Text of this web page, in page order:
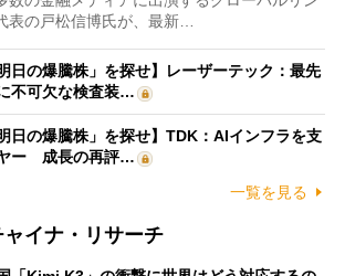
表の戸松信博氏が、最新…
日の爆騰株」を探せ】レーザーテック：最先
不可欠な検査装…
日の爆騰株」を探せ】TDK：AIインフラを支
ー 成長の再評…
一覧を見る
ャイナ・リサーチ